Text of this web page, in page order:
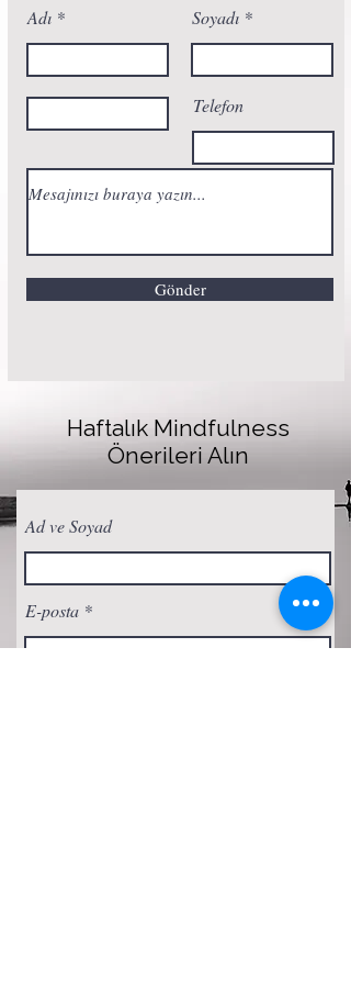
Adı Soyadı
Telefon
Gönder
Haftalık Mindfulness
Önerileri Alın
Ad ve Soyad
E-posta